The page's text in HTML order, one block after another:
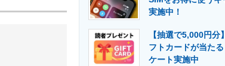
実施中！
【抽選で5,000円
フトカードが当た
ケート実施中